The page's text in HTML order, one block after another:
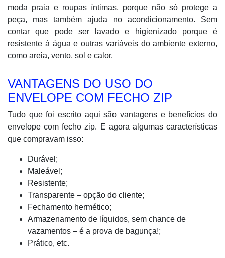
moda praia e roupas íntimas, porque não só protege a
peça, mas também ajuda no acondicionamento. Sem
contar que pode ser lavado e higienizado porque é
resistente à água e outras variáveis do ambiente externo,
como areia, vento, sol e calor.
VANTAGENS DO USO DO
ENVELOPE COM FECHO ZIP
Tudo que foi escrito aqui são vantagens e benefícios do
envelope com fecho zip. E agora algumas características
que compravam isso:
Durável;
Maleável;
Resistente;
Transparente – opção do cliente;
Fechamento hermético;
Armazenamento de líquidos, sem chance de
vazamentos – é a prova de bagunça!;
Prático, etc.